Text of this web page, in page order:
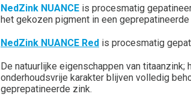
NedZink NUANCE is procesmatig
het gekozen pigment in een
NedZink NUANCE Red is procesmatig
De natuurlijke eigenschappen van
onderhoudsvrije karakter blijven volledig
geprepatineerde zink.